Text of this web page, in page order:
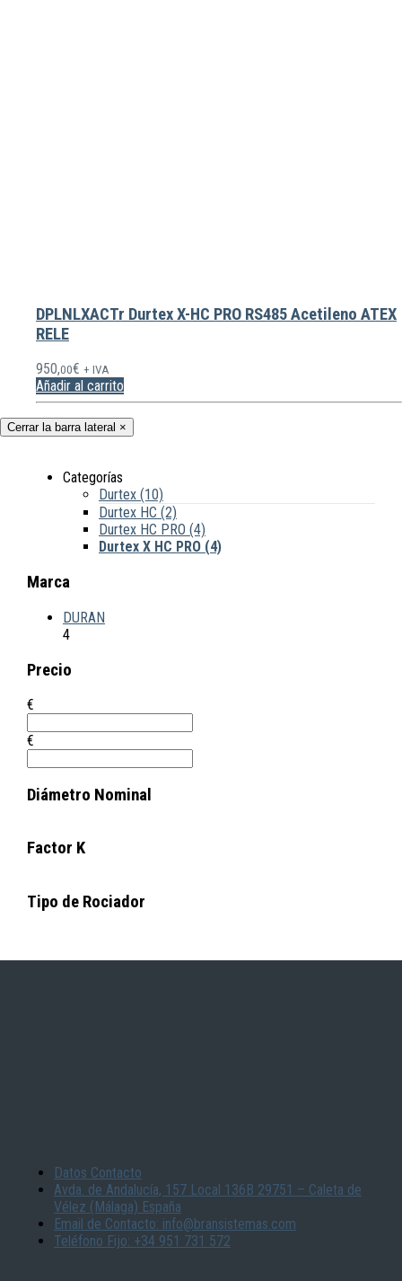
DPLNLXACTr Durtex X-HC PRO RS485 Acetileno ATEX
RELE
950,00€ + IVA
Añadir al carrito
Cerrar la barra lateral ×
Categorías
Durtex (10)
Durtex HC (2)
Durtex HC PRO (4)
Durtex X HC PRO (4)
Marca
DURAN
4
Precio
€
€
Diámetro Nominal
Factor K
Tipo de Rociador
Datos Contacto
Avda. de Andalucía, 157 Local 136B 29751 – Caleta de
Vélez (Málaga) España
Email de Contacto: info@bransistemas.com
Teléfono Fijo: +34 951 731 572